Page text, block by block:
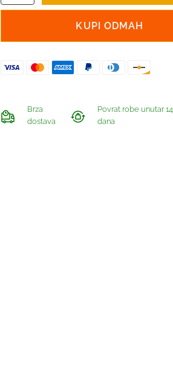
Telematch
KUPI ODMAH
Brza
dostava
Povrat robe unutar 14
dana